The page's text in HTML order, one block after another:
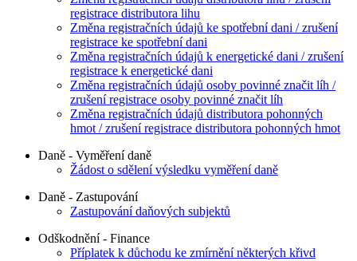
registrace distributora lihu
Změna registračních údajů ke spotřební dani / zrušení
registrace ke spotřební dani
Změna registračních údajů k energetické dani / zrušení
registrace k energetické dani
Změna registračních údajů osoby povinné značit líh /
zrušení registrace osoby povinné značit líh
Změna registračních údajů distributora pohonných
hmot / zrušení registrace distributora pohonných hmot
Daně - Vyměření daně
Žádost o sdělení výsledku vyměření daně
Daně - Zastupování
Zastupování daňových subjektů
Odškodnění - Finance
Příplatek k důchodu ke zmírnění některých křivd